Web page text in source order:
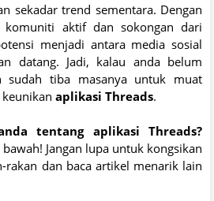
sekadar trend sementara. Dengan
komuniti aktif dan sokongan dari
menjadi antara media sosial
datang. Jadi, kalau anda belum
sudah tiba masanya untuk muat
aplikasi Threads.
tentang aplikasi Threads?
Jangan lupa untuk kongsikan
rakan dan baca artikel menarik lain